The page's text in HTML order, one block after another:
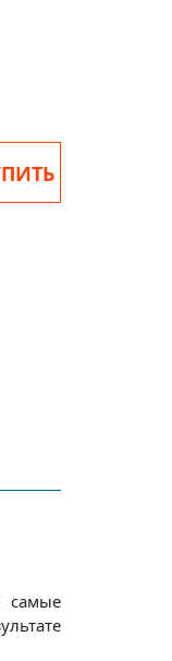
самые